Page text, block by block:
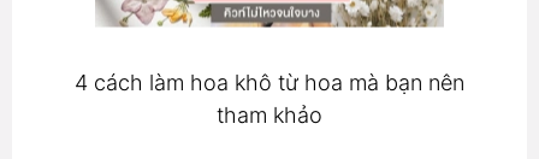
4 cách làm hoa khô từ hoa mà bạn nên
tham khảo